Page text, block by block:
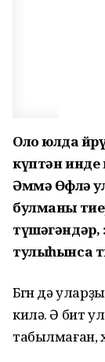
Оло юлда
күптән инде
Әммә Өфөлә
булманы
түшәгәндәр,
тулыһынса
Бөгөн дә
килә. Ә бит
табылмаған,